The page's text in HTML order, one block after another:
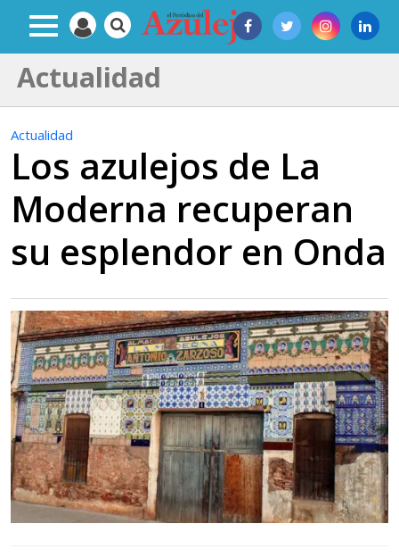
Actualidad
Actualidad
Los azulejos de La
Moderna recuperan
su esplendor en Onda